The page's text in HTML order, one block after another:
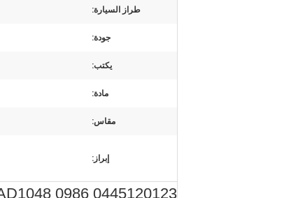
طراز السيارة:
جودة:
يكتب:
مادة:
مقاس:
إبراز: